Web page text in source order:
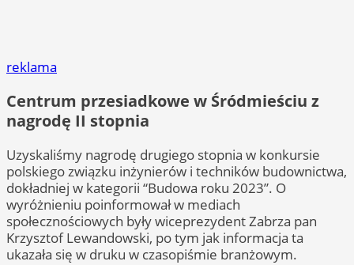
reklama
Centrum przesiadkowe w Śródmieściu z
nagrodę II stopnia
Uzyskaliśmy nagrodę drugiego stopnia w konkursie
polskiego związku inżynierów i techników budownictwa,
dokładniej w kategorii “Budowa roku 2023”. O
wyróżnieniu poinformował w mediach
społecznościowych były wiceprezydent Zabrza pan
Krzysztof Lewandowski, po tym jak informacja ta
ukazała się w druku w czasopiśmie branżowym.